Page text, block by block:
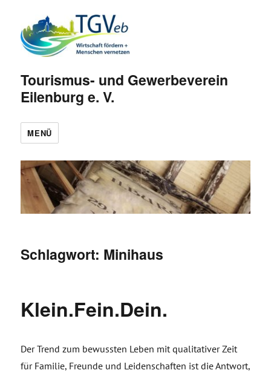
Tourismus- und Gewerbeverein
Eilenburg e. V.
MENÜ
Schlagwort: Minihaus
Klein.Fein.Dein.
Der Trend zum bewussten Leben mit qualitativer Zeit
für Familie, Freunde und Leidenschaften ist die Antwort,